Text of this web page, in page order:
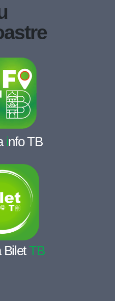
info TB
BiletTB